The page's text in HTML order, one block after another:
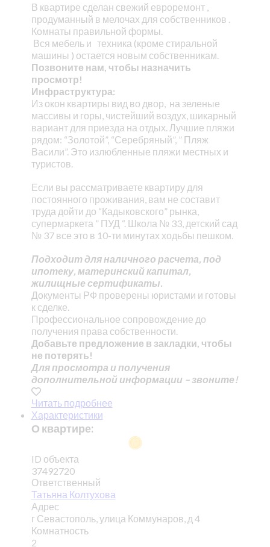
В квартире сделан свежий евроремонт ,
продуманный в мелочах для собственников .
Комнаты правильной формы.
Вся мебель и техника (кроме стиральной
машины ) остается новым собственникам.
Позвоните нам, чтобы назначить
просмотр!
Инфраструктура:
Из окон квартиры вид во двор, на зеленые
массивы и горы, чистейший воздух, шикарный
вариант для приезда на отдых. Лучшие пляжи
рядом: “Золотой”, “Серебряный”, ” Пляж
Васили”. Это излюбленные пляжи местных и
туристов.
Если вы рассматриваете квартиру для
постоянного проживания, вам не составит
труда дойти до “Кадыковского” рынка,
супермаркета ” ПУД “. Школа № 33, детский сад
№ 37 все это в 10-ти минутах ходьбы пешком.
Подходит для наличного расчета, под
ипотеку, материнский капитал,
жилищные сертификаты.
Документы РФ проверены юристами и готовы
к сделке.
Профессиональное сопровождение до
получения права собственности.
Добавьте предложение в закладки, чтобы
не потерять!
Для просмотра и получения
дополнительной информации – звоните!
Читать подробнее
Характеристики
О квартире:
ID объекта
37492720
Ответственный
Татьяна Колтухова
Адрес
г Севастополь, улица Коммунаров, д 4
Комнатность
2